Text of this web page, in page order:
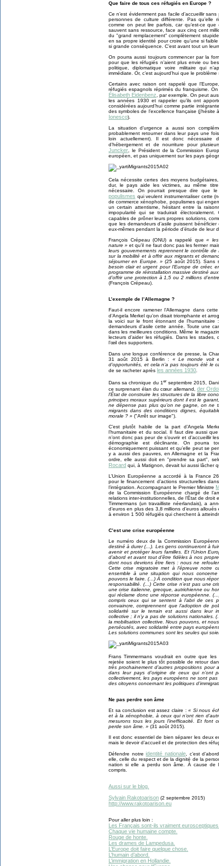
Que faire de tous ces réfugiés en Europe ?
Ce n’est évidemment pas facile d’accueillir
personnes de culture différente. Pas qu’elle
comme on peut lire parfois, car qu’est-ce
sauvent sans ressource, face aux cinq cent
du "grand remplacement" complètement
en sa propre identité pour croire qu’une si
si grande conséquence. C’est avant tout un
On pourra aussi toujours commencer par la
pour que les réfugiés n’aient plus envie ou
politique, diplomatique voire militaire qui
immédiate. Or, c’est aujourd’hui que le
Certains avec raison ont rappelé que
réfugiés espagnols réprimés du franquisme.
Élisabeth Eidenbenz, par exemple. On peut
les années 1930 et rappeler qu’ils ont
considérées aujourd’hui comme partie
des symboles de l’excellence française
Ionesco).
La situation d’urgence a aussi son
probablement retourner dans leur pays une
loin actuellement). Il est donc nécessaire
d’hébergement et de nourriture pour
Juncker, le Président de la Commission
européen, et pas uniquement sur les pays
Cela nécessite certes des moyens
dur, le pays aide les victimes, au même
nécessaire. On pourrait presque dire que
populismes qui veulent instrumentaliser cette
de commerce xénophobe, populismes qui
un certain attentisme, hésitant entre la
impopularité qui se traduirait électoralement.
capables de prôner leurs propres solutions,
que les demandeurs d’asile puissent
eux-mêmes pendant la période d’étude de leur
François Crépeau (ONU) a rappelé que« les
nature » et qu’il ne faut donc pas les fermer
leurs gouvernements reprennent le contrôle
sur la mobilité et à offrir aux migrants et
séjourner en Europe. » (25 août 2015). Sans
besoin clair et urgent pour l’Europe de créer,
programme de réinstallation massive destiné
d’offrir une protection à 1,5 ou 2 millions
(François Crépeau).
L’exemple de l’Allemagne ?
Faut-il encore ramener l’Allemagne dans
d’Angela Merkel qu’on disait triomphante et
la voici sur le front étonnant de
demandeurs d'asile cette année. Toute une
dans les meilleures conditions. Même le
lecteurs d’aider les réfugiés. Dans les
l’œil des supporters.
Dans une longue conférence de presse, la
31 août 2015 à Berlin : « Le monde voit
d’opportunités, et cela n’a pas toujours été le
de se racheter après les années 1930.
Dans sa chronique du 1er septembre 2015,
ce surprenant élan du cœur allemand, der
l’État de construire les structures de la libre
principes moraux supérieurs dont il est le
ne dépense pas plus qu’on ne gagne, on ne
migrants dans des conditions dignes,
morale ? » ("Arrêt sur image").
C’est plutôt habile de la part d’Angela
l’humanitaire et du social. Il faut dire aussi
n’ont donc pas peur de s’ouvrir et d’accueillir
démographie est déclinante. On pourra
économiquement puissant et qu’elle peut se
y a aussi des pauvres, en Allemagne et la
ordre, elle aussi doit en "prendre sa part",
Rocard qui, à Matignon, devait lui aussi lâcher
L’Union Européenne a accordé à la France
pour le financement d’actions structurelles
l’intégration. Accompagnant le Premier Ministre
de la Commission Européenne chargé de
relations inter-institutionnelles, de l’État de
Timmermans (un travailliste néerlandais), a
d’euros en plus des 3,8 millions d’euros
à environ 1 500 réfugiés qui cherchent à
C’est une crise européenne
Le numéro deux de la Commission
destiné à durer (…). Les gens continueront à
avenir et protéger leurs familles. Et l’Union
d’abord et avant tout d’être fidèles à nos
dont nous devrions être fiers : nous ne
Cette crise migratoire met à l’épreuve notre
ensemble à une situation qui nous
pouvons le faire. (…) À condition que nous
responsabilité. (…) Cette crise n’est pas une
une crise italienne, grecque, autrichienne ou
qui réclame donc une réponse européenne.
compris ceux qui se sentent à l’abri de ces
convaincre, comprennent que l’adoption de
solidarité sur le terrain est aussi dans leur
collective ; il n’y a pas de solutions nationales.
la mobilisation collective. Nous pouvons, et
persécutés, avec solidarité entre pays
Les solutions communes sont les seules qui
Frans Timmermans voudrait en outre que
rejetée soient le plus tôt possible de retour
très prochainement d’autres propositions
dans leur pays d’origine de ceux qui
collectivement, les pays européens ne sont
des citoyens concernant les politiques
Ne pas perdre son âme
Et sa conclusion est assez claire :« Si nous
et à la xénophobie, à ceux qui n’ont rien
mesurons tous les jours l’inefficacité. Et font
perde son âme. » (31 août 2015).
Il est donc essentiel de bien séparer les deux
mais le devoir d’accueil et de protection des
Défendre notreidentité nationale , c’est
elle, celle du respect et de la dignité de la
nation si elle a perdu son âme. À cause de
compris.
Aussi sur le blog.
Sylvain Rakotoarison (2 septembre 2015)
http://www.rakotoarison.eu
Pour aller plus loin :
Les Français sont-ils vraiment
Chaque vie humaine compte.
Rouge de honte.
Les drames de Lampedusa.
L’Europe doit faire quelque chose.
L’humain d’abord.
L’immigration en Hollandie.